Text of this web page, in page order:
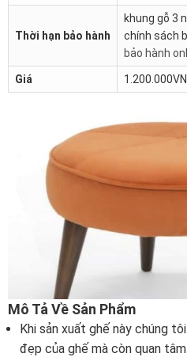
Thời hạn bảo hành
khung gỗ 3
chính sách
bảo hành
Giá
Mô Tả Về Sản Phẩm
Khi sản xuất ghế này chúng
đẹp của ghế mà còn quan